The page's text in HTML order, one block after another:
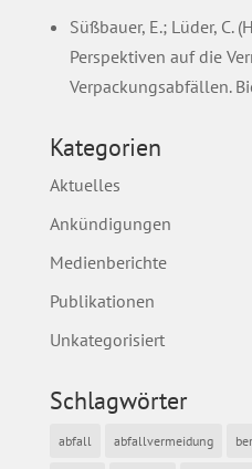
Süßbauer, E.; Lüder, C.
Perspektiven auf die
Verpackungsabfällen.
Kategorien
Aktuelles
Ankündigungen
Medienberichte
Publikationen
Unkategorisiert
Schlagwörter
abfall abfallvermeidung